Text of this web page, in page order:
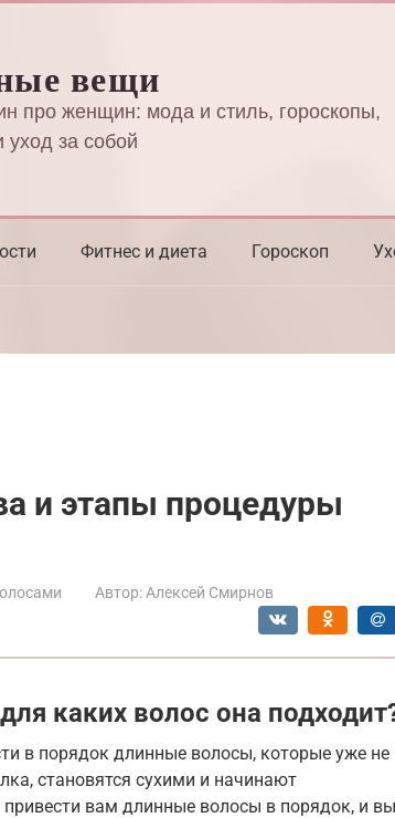
вещи
про женщин: мода и стиль, гороскопы,
за собой
Фитнес и диета Гороскоп
и этапы процедуры
Автор: Алексей Смирнов
каких волос она
в порядок длинные волосы, которые уже не
становятся сухими и начинают
вам длинные волосы в порядок, и вы